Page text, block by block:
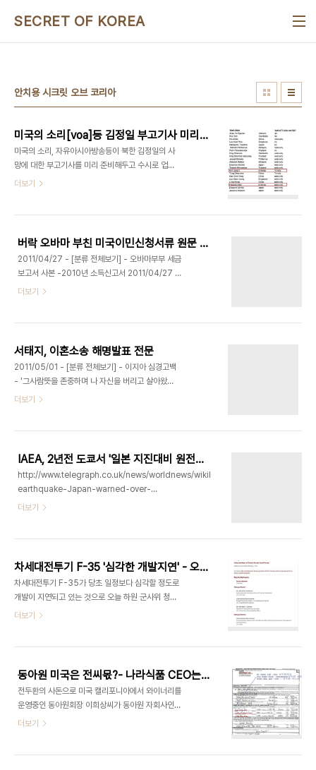
SECRET OF KOREA
안치용 시크릿 오브 코리아
미국의 소리[voa]등 김정일 부고기사 미리 준비 - 부고기사 준비된 주요인사 명단
미국의 소리, 자유아시아방송등이 북한 김정일의 사
망에 대한 부고기사를 미리 준비해두고 수시로 업데
이트시키는 것으로 드러났습니다 미국의 소리, 자유
한국인중에는 북한 김정일과 한국의 'PRESIDENT
KIM'이라는 두사람의 부고기사가 준비된 것으로 나
타났습니다 김정일에 대한 부고기사는 TV용과 라디
용 2가지로 준비돼 있으며 2009년 5월 19일 업데
이트된 것으로 돼 있습니다 한국의 김대통령에 대한
업데이트돼 있었습니다 특히 김정일에 대한 부고는
일의 생사가 남..
더보기
버락 오바마 부친 미국이민신청서류 원문 공개 - 지문까지 낱낱이 밝혀져
2011/04/27 - [분류 전체보기] - 오바마부부 세금
보고서 사본 -2010년 소득신고서 2011/04/27 -
[분류 전체보기] - 오바마 출생증명서 사본 버락 오
더보기
서태지, 이혼소송 해명발표 전문
2011/05/01 - [분류 전체보기] - 이지아 심경고백
- '그사람뜻을 존중하며 나 자신을 버리고 살아왔다'
먼저 서태지 씨를 사랑해 주시는 분들께 죄송하다는
전해야 할지 서태지 씨의 입장이 정리되질 않아 입장
발표가 늦어진 점 사과드립니다. 오늘 측근으로부터
정보를 얻었다는 일부 사실이 아닌 보도가 있었습니
다. 따라서 본 소송과 관련하여 사실 만을 말씀을 드
립니다. 이미 언론에 공개된 바와 같이 서태지 씨와
다. 이미 알려진 바와 같이 서태지 씨는 1993년 미
더보기
IAEA, 2년전 도쿄서 '일본 지진대비 원전안전강화 미흡-35년간 안전규정 제자리걸음' 위키리크스전문
http://www.telegraph.co.uk/news/worldnews/wikileaks/8384059/Japan-
earthquake-Japan-warned-over-
nuclear-plants-WikiLeaks-cables-
난 35년간 안전규정을 3차례 강화하는데 거치는등
대비가 미흡하다고 지적했다고 영국 텔레그래프지가
위키리크스가 공개한 미국무부 비밀전문을 인용, 보
도했습니다
http://www.telegraph.co.uk/news/wikileaks-
SHUTDOWN-OF-NUCLEAR-R..
더보기
차세대전투기 F-35 '심각한 개발지연' - 오늘 하원 군사위 청문회서 드러나
차세대전투기 F-35가 당초 일정보다 심각할 정도로
개발이 지연되고 있는 것으로 오늘 하원 군사위 청문
회에서 밝혀졌습니다 Lockheed Martin Corp.
schedule as it enters its most challenging
phase,” according to congressional
auditors.
http://www.bloomberg.com/news/2011-
03-15/lockheed-f-35-jet-faces-
더보기
동아원 미국은 전씨몫?- 나라식품 CEO는 이희상, CFO는 전두환 며느리, SECRETARY는 전두환 아들
전두환의 사돈으로 미국 캘리포니아에서 와이너리를
운영중인 동아원회장 이희상씨가 동아원 자회사인
나라식품의 미국법인을 설립하면서 핵심임원 3명으
더보기